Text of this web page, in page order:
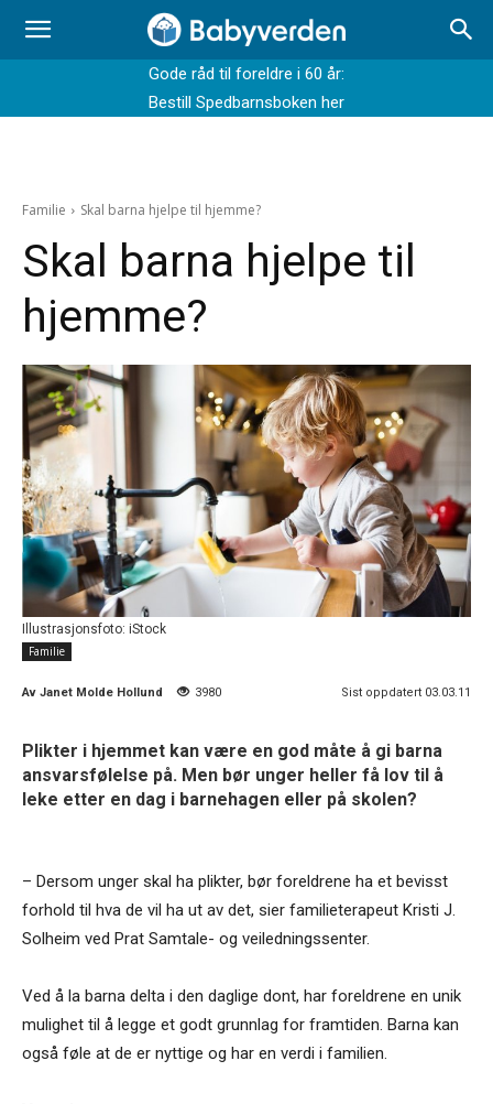
Gode råd til foreldre i 60 år:
Bestill Spedbarnsboken her
Familie Skal barna hjelpe til hjemme?
Skal barna hjelpe til
hjemme?
Illustrasjonsfoto: iStock
Familie
Av Janet Molde Hollund 3980 Sist oppdatert 03.03.11
Plikter i hjemmet kan være en god måte å gi barna
ansvarsfølelse på. Men bør unger heller få lov til å
leke etter en dag i barnehagen eller på skolen?
– Dersom unger skal ha plikter, bør foreldrene ha et bevisst
forhold til hva de vil ha ut av det, sier familieterapeut Kristi J.
Solheim ved Prat Samtale- og veiledningssenter.
Ved å la barna delta i den daglige dont, har foreldrene en unik
mulighet til å legge et godt grunnlag for framtiden. Barna kan
også føle at de er nyttige og har en verdi i familien.